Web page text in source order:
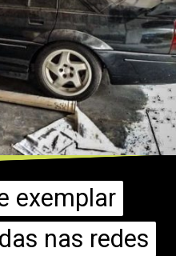
exemplar
nas redes
exemplar
nas redes